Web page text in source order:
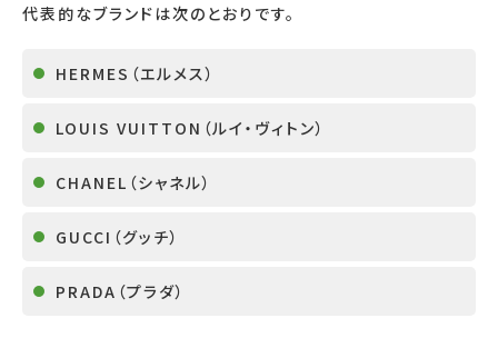
代表的なブランドは次のとおりです。
HERMES （エルメス）
LOUIS VUITTON （ルイ・ヴィトン）
CHANEL （シャネル）
GUCCI （グッチ）
PRADA （プラダ）